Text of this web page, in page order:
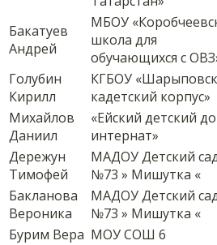
Бакатуев
Андрей
МБОУ
школа для
обучающихся с
Голубин
Кирилл
КГБОУ
кадетский корпус»
Михайлов
Даниил
«Ейский детский
интернат»
Дережун
Тимофей
МАДОУ Детский
№73 » Мишутка «
Бакланова
Вероника
МАДОУ Детский
№73 » Мишутка «
Бурим Вера МОУ СОШ 6